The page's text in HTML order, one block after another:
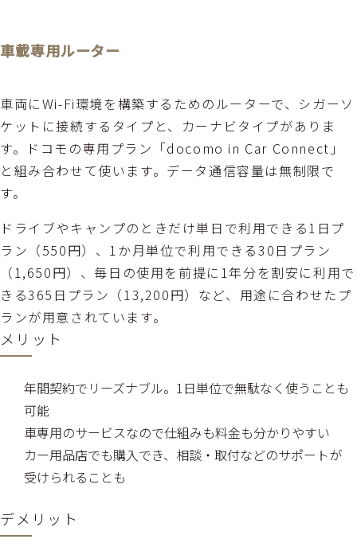
車載専用ルーター
車両にWi-Fi環境を構築するためのルーターで、シガーソ
ケットに接続するタイプと、カーナビタイプがありま
す。ドコモの専用プラン「docomo in Car Connect」
と組み合わせて使います。データ通信容量は無制限で
す。
ドライブやキャンプのときだけ単日で利用できる1日プ
ラン（550円）、1か月単位で利用できる30日プラン
（1,650円）、毎日の使用を前提に1年分を割安に利用で
きる365日プラン（13,200円）など、用途に合わせたプ
ランが用意されています。
メリット
年間契約でリーズナブル。1日単位で無駄なく使うことも
可能
車専用のサービスなので仕組みも料金も分かりやすい
カー用品店でも購入でき、相談・取付などのサポートが
受けられることも
デメリット